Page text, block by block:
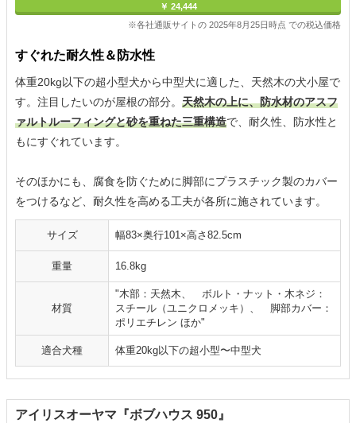
￥ 24,444
※各社通販サイトの 2025年8月25日時点 での税込価格
すぐれた耐久性＆防水性
体重20kg以下の超小型犬から中型犬に適した、天然木の犬小屋で
す。注目したいのが屋根の部分。 天然木の上に、防水材のアスフ
ァルトルーフィングと砂を重ねた三重構造で、耐久性、防水性と
もにすぐれています。
そのほかにも、腐食を防ぐために脚部にプラスチック製のカバー
をつけるなど、耐久性を高める工夫が各所に施されています。
サイズ 幅83×奥行101×高さ82.5cm
重量 16.8kg
材質
"木部：天然木、 ボルト・ナット・木ネジ：
スチール（ユニクロメッキ）、 脚部カバー：
ポリエチレン ほか"
適合犬種 体重20kg以下の超小型〜中型犬
アイリスオーヤマ『ボブハウス 950』